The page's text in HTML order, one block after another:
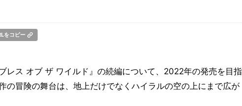
をコピー
ス オブ ザ ワイルド』の続編について、2022年の発売を目指
の冒険の舞台は、地上だけでなくハイラルの空の上にまで広が